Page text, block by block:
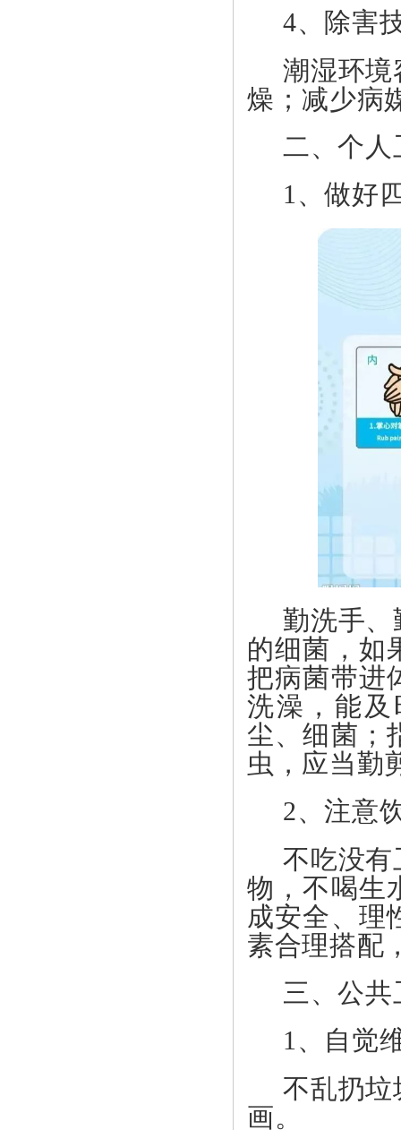
4、 除害
潮湿环境
燥；减少病
二、个人
1、做好
勤洗手、
的细菌，如
把病菌带进
洗澡，能
尘、细菌；
虫，应当勤
2、注意
不吃没有
物，不喝生
成安全、理
素合理搭配
三、公共
1、
自觉
不乱扔垃
画。